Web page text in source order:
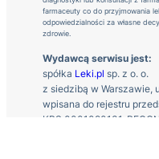
farmaceuty co do przyjmowania
odpowiedzialności za własne
zdrowie.
Wydawcą serwisu jest:
spółka Leki.pl sp. z o. o.
z siedzibą w Warszawie,
wpisana do rejestru
KRS 0001090131,